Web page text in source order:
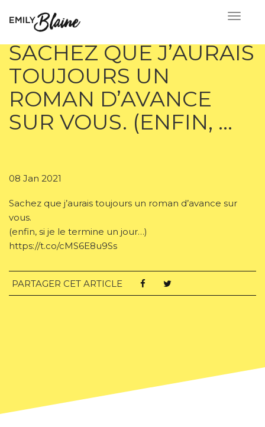
SACHEZ QUE J’AURAIS
TOUJOURS UN
ROMAN D’AVANCE
SUR VOUS. (ENFIN, …
08 Jan 2021
Sachez que j’aurais toujours un roman d’avance sur
vous.
(enfin, si je le termine un jour…)
https://t.co/cMS6E8u9Ss
PARTAGER CET ARTICLE